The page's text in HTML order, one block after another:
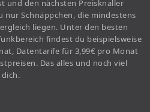
und den nächsten Preisknaller
nur Schnäppchen, die mindestens
liegen. Unter den besten
findest du beispielsweise
Datentarife für 3,99€ pro Monat
Das alles und noch viel